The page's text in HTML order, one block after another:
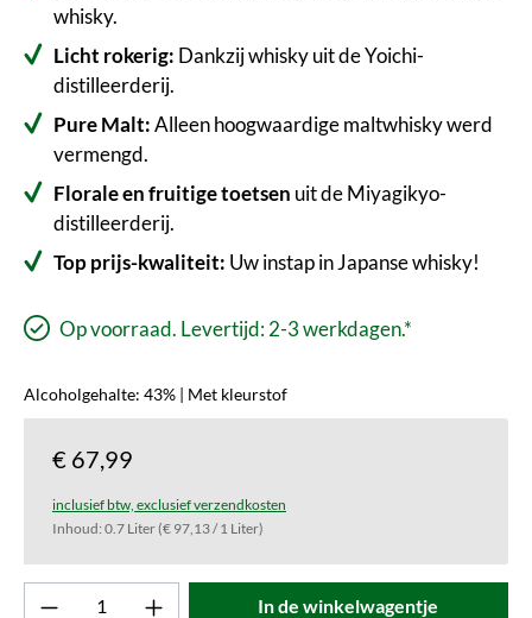
whisky.
Licht rokerig: Dankzij whisky uit de Yoichi-
distilleerderij.
Pure Malt:Alleen hoogwaardige maltwhisky werd
vermengd.
Florale en fruitige toetsen uit de Miyagikyo-
distilleerderij.
Top prijs-kwaliteit: Uw instap in Japanse whisky!
Op voorraad. Levertijd: 2-3 werkdagen.*
Alcoholgehalte: 43% | Met kleurstof
€ 67,99
inclusief btw, exclusief verzendkosten
Inhoud: 0.7 Liter(€ 97,13 / 1 Liter)
Product aantal: Voer de gewenste waarde
In de winkelwagentje